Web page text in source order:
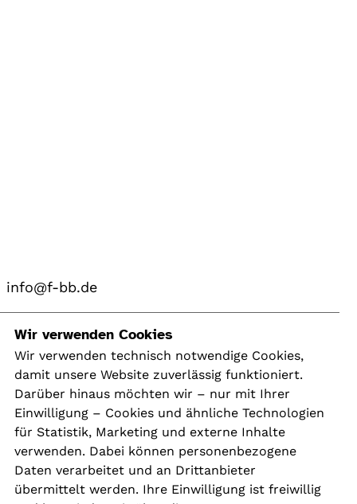
info@f-bb.de
Navigation
Kontakt
Presse
Aktuelles
Karriere
Newsletter
Wir verwenden Cookies
Wir verwenden technisch notwendige Cookies,
damit unsere Website zuverlässig funktioniert.
Darüber hinaus möchten wir – nur mit Ihrer
Einwilligung – Cookies und ähnliche Technologien
für Statistik, Marketing und externe Inhalte
verwenden. Dabei können personenbezogene
Daten verarbeitet und an Drittanbieter
übermittelt werden. Ihre Einwilligung ist freiwillig